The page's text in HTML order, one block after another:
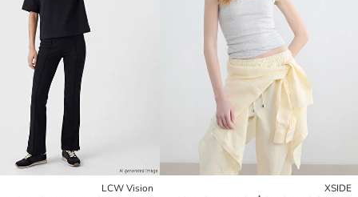
XSIDE
LCW Vision